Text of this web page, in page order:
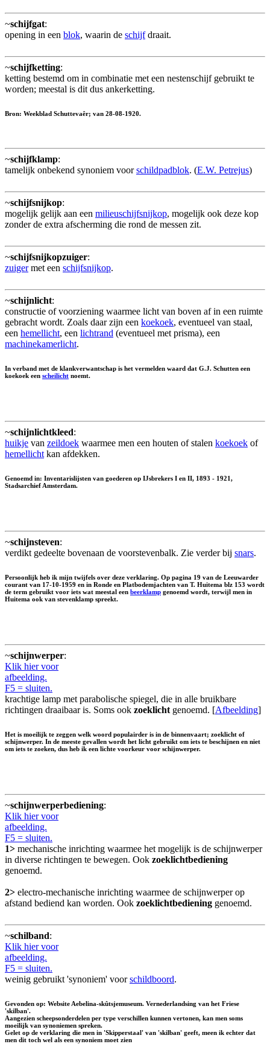
~schijfgat:
opening in een blok, waarin de schijfdraait.
~schijfketting:
ketting bestemd om in combinatie met een nestenschijf gebruikt te
worden; meestal is dit dus ankerketting.
Bron: Weekblad Schuttevaêr; van 28-08-1920.
~schijfklamp:
tamelijk onbekend synoniem voorschildpadblok. (E.W. Petrejus)
~schijfsnijkop:
mogelijk gelijk aan een milieuschijfsnijkop, mogelijk ook deze kop
zonder de extra afscherming die rond de messen zit.
~schijfsnijkopzuiger:
zuigermet een schijfsnijkop.
~schijnlicht:
constructie of voorziening waarmee licht van boven af in een ruimte
gebracht wordt. Zoals daar zijn een koekoek, eventueel van staal,
een hemellicht, een lichtrand (eventueel met prisma), een
machinekamerlicht.
In verband met de klankverwantschap is het vermelden waard dat G.J. Schutten een
koekoek een scheilicht noemt.
~schijnlichtkleed:
huikje van zeildoek waarmee men een houten of stalen koekoek of
hemellicht kan afdekken.
Genoemd in: Inventarislijsten van goederen op IJsbrekers I en II, 1893 - 1921,
Stadsarchief Amsterdam.
~schijnsteven:
verdikt gedeelte bovenaan de voorstevenbalk. Zie verder bij snars.
Persoonlijk heb ik mijn twijfels over deze verklaring. Op pagina 19 van de Leeuwarder
courant van 17-10-1959 en in Ronde en Platbodemjachten van T. Huitema blz 153 wordt
de term gebruikt voor iets wat meestal een beerklamp genoemd wordt, terwijl men in
Huitema ook van stevenklamp spreekt.
~schijnwerper:
Klik hier voor
afbeelding.
F5 = sluiten.
krachtige lamp met parabolische spiegel, die in alle bruikbare
richtingen draaibaar is. Soms ook zoeklicht genoemd. [Afbeelding]
Het is moeilijk te zeggen welk woord populairder is in de binnenvaart; zoeklicht of
schijnwerper. In de meeste gevallen wordt het licht gebruikt om iets te beschijnen en niet
om iets te zoeken, dus heb ik een lichte voorkeur voor schijnwerper.
~schijnwerperbediening:
Klik hier voor
afbeelding.
F5 = sluiten.
1> mechanische inrichting waarmee het mogelijk is de schijnwerper
in diverse richtingen te bewegen. Ook zoeklichtbediening
genoemd.
2> electro-mechanische inrichting waarmee de schijnwerper op
afstand bediend kan worden. Ook zoeklichtbediening genoemd.
~schilband:
Klik hier voor
afbeelding.
F5 = sluiten.
weinig gebruikt 'synoniem' voorschildboord.
Gevonden op: Website Aebelina-skûtsjemuseum. Vernederlandsing van het Friese
'skilban'.
Aangezien scheepsonderdelen per type verschillen kunnen vertonen, kan men soms
moeilijk van synoniemen spreken.
Gelet op de verklaring die men in 'Skipperstaal' van 'skilban' geeft, meen ik echter dat
men dit toch wel als een synoniem moet zien